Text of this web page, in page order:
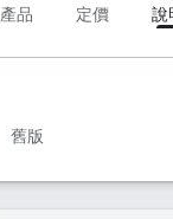
產品 定價 說
舊版